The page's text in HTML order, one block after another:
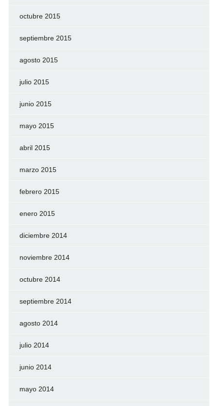
octubre 2015
septiembre 2015
agosto 2015
julio 2015
junio 2015
mayo 2015
abril 2015
marzo 2015
febrero 2015
enero 2015
diciembre 2014
noviembre 2014
octubre 2014
septiembre 2014
agosto 2014
julio 2014
junio 2014
mayo 2014